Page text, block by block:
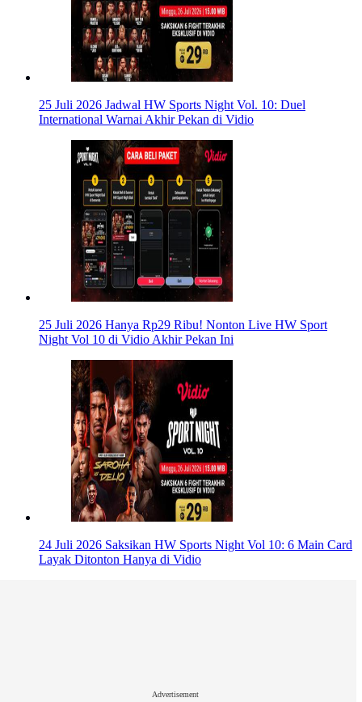
25 Juli 2026 Jadwal HW Sports Night Vol. 10: Duel
International Warnai Akhir Pekan di Vidio
25 Juli 2026 Hanya Rp29 Ribu! Nonton Live HW Sport
Night Vol 10 di Vidio Akhir Pekan Ini
24 Juli 2026 Saksikan HW Sports Night Vol 10: 6 Main Card
Layak Ditonton Hanya di Vidio
Advertisement